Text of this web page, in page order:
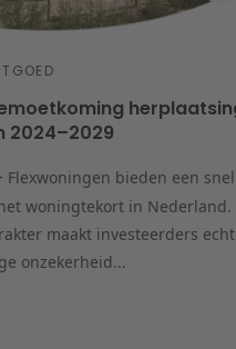
2024–2029
Flexwoningen bieden een
woningtekort in Nederland.
maakt investeerders
onzekerheid...